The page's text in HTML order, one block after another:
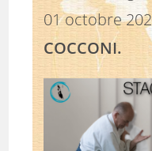
01 octobre
COCCONI.